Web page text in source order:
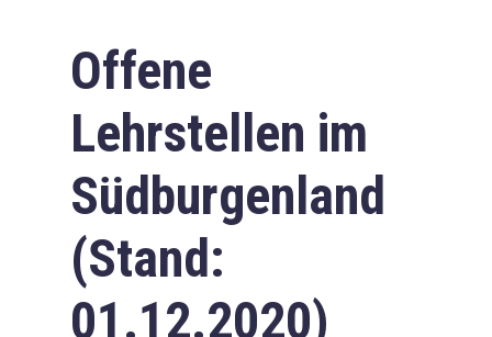
Offene
Lehrstellen im
Südburgenland
(Stand:
01.12.2020)